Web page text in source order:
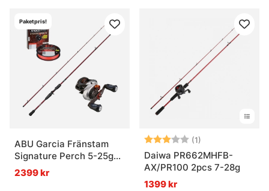
Paketpris!
ABU Garcia Fränstam
Signature Perch 5-25g
Baitcasting Combo
2399 kr
Betyg: (1)
Daiwa PR662MHFB-
AX/PR100 2pcs 7-28g
1399 kr